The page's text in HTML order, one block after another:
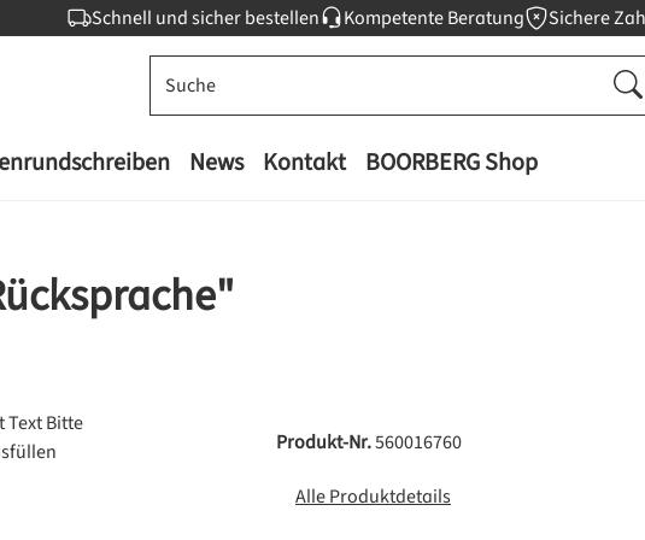
Schnell und sicher bestellen Kompetente Beratung Sichere
News Kontakt BOORBERG Shop
Produkt-Nr.560016760
Alle Produktdetails